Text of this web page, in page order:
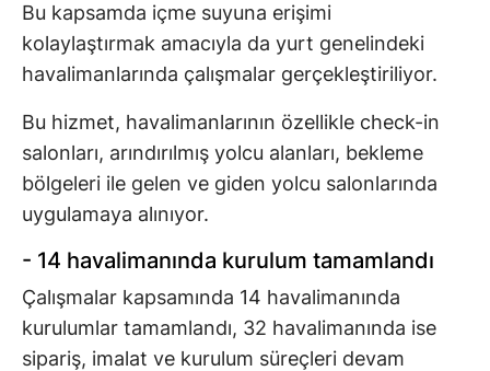
Bu kapsamda içme suyuna erişimi
kolaylaştırmak amacıyla da yurt genelindeki
havalimanlarında çalışmalar gerçekleştiriliyor.
Bu hizmet, havalimanlarının özellikle check-in
salonları, arındırılmış yolcu alanları, bekleme
bölgeleri ile gelen ve giden yolcu salonlarında
uygulamaya alınıyor.
- 14 havalimanında kurulum tamamlandı
Çalışmalar kapsamında 14 havalimanında
kurulumlar tamamlandı, 32 havalimanında ise
sipariş, imalat ve kurulum süreçleri devam